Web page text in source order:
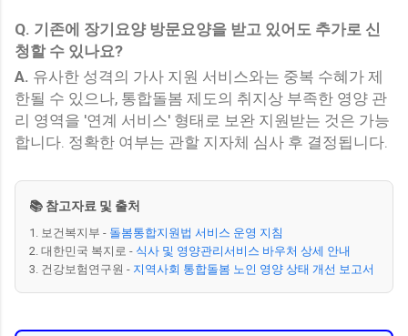
Q. 기존에 장기요양 방문요양을 받고 있어도 추가로 신
청할 수 있나요?
A. 유사한 성격의 가사 지원 서비스와는 중복 수혜가 제
한될 수 있으나, 통합돌봄 제도의 취지상 부족한 영양 관
리 영역을 '연계 서비스' 형태로 보완 지원받는 것은 가능
합니다. 정확한 여부는 관할 지자체 심사 후 결정됩니다.
📚 참고자료 및 출처
1. 보건복지부 - 돌봄통합지원법 서비스 운영 지침
2. 대한민국 복지로 - 식사 및 영양관리서비스 바우처 상세 안내
3. 건강보험연구원 - 지역사회 통합돌봄 노인 영양 상태 개선 보고서